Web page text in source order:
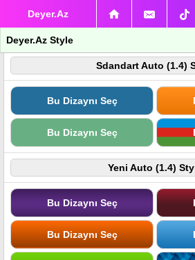
Deyer.Az
Deyer.Az Style
Sdandart Auto (1.4)
Bu Dizaynı Seç
Bu Dizaynı Seç
Yeni Auto (1.4)
Bu Dizaynı Seç
Bu Dizaynı Seç